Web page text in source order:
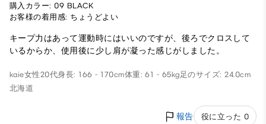
購入カラー: 09 BLACK
お客様の着用感: ちょうどよい
キープ力はあって運動時にはいいのですが、後ろでクロスして
いるからか、使用後に少し肩が凝った感じがしました。
kaie女性20代身長: 166 - 170cm体重: 61 - 65kg足のサイズ: 24.0cm
北海道
報告 役に立った 0